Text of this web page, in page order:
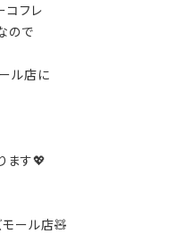
コフレ
ので
ル店に
ます💖
ール店🧸